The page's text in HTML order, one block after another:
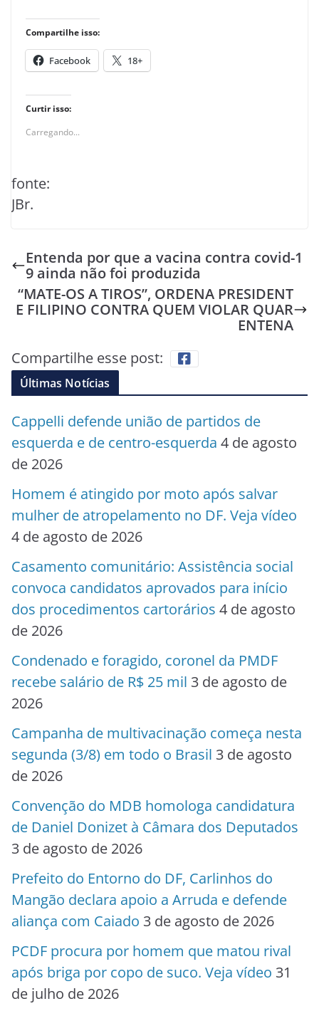
Compartilhe isso:
Facebook 18+
Curtir isso:
Carregando...
fonte:
JBr.
Entenda por que a vacina contra covid-1
9 ainda não foi produzida
“MATE-OS A TIROS”, ORDENA PRESIDENT
E FILIPINO CONTRA QUEM VIOLAR QUAR
ENTENA
Compartilhe esse post:
Últimas Notícias
Cappelli defende união de partidos de
esquerda e de centro-esquerda 4 de agosto
de 2026
Homem é atingido por moto após salvar
mulher de atropelamento no DF. Veja vídeo
4 de agosto de 2026
Casamento comunitário: Assistência social
convoca candidatos aprovados para início
dos procedimentos cartorários 4 de agosto
de 2026
Condenado e foragido, coronel da PMDF
recebe salário de R$ 25 mil 3 de agosto de
2026
Campanha de multivacinação começa nesta
segunda (3/8) em todo o Brasil 3 de agosto
de 2026
Convenção do MDB homologa candidatura
de Daniel Donizet à Câmara dos Deputados
3 de agosto de 2026
Prefeito do Entorno do DF, Carlinhos do
Mangão declara apoio a Arruda e defende
aliança com Caiado 3 de agosto de 2026
PCDF procura por homem que matou rival
após briga por copo de suco. Veja vídeo 31
de julho de 2026